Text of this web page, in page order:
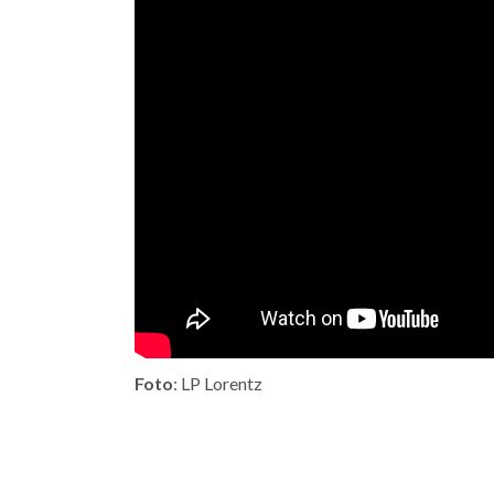
Foto: LP Lorentz